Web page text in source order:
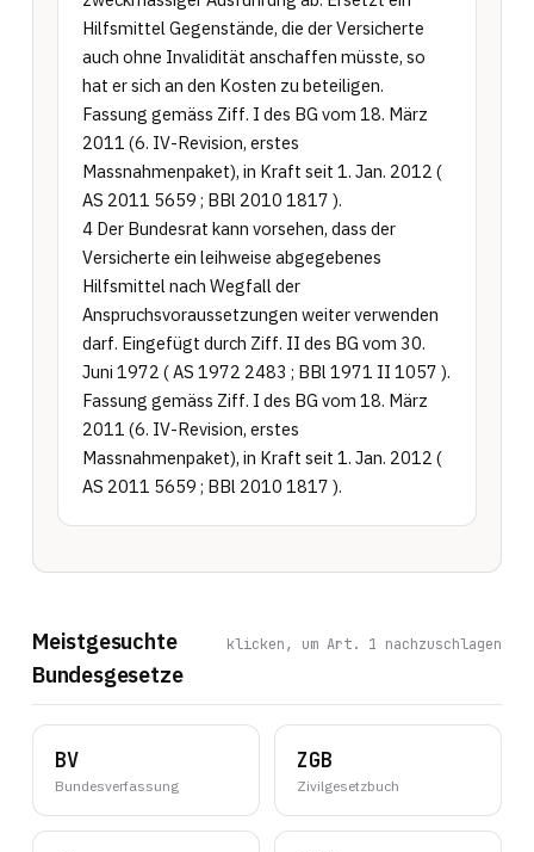
Hilfsmittel Gegenstände, die der Versicherte
auch ohne Invalidität anschaffen müsste, so
hat er sich an den Kosten zu beteiligen.
Fassung gemäss Ziff. I des BG vom 18. März
2011 (6. IV-Revision, erstes
Massnahmenpaket), in Kraft seit 1. Jan. 2012 (
AS 2011 5659 ; BBl 2010 1817 ).
4 Der Bundesrat kann vorsehen, dass der
Versicherte ein leihweise abgegebenes
Hilfsmittel nach Wegfall der
Anspruchsvoraussetzungen weiter verwenden
darf. Eingefügt durch Ziff. II des BG vom 30.
Juni 1972 ( AS 1972 2483 ; BBl 1971 II 1057 ).
Fassung gemäss Ziff. I des BG vom 18. März
2011 (6. IV-Revision, erstes
Massnahmenpaket), in Kraft seit 1. Jan. 2012 (
AS 2011 5659 ; BBl 2010 1817 ).
Meistgesuchte
Bundesgesetze
klicken, um Art. 1 nachzuschlagen
BV
Bundesverfassung
ZGB
Zivilgesetzbuch